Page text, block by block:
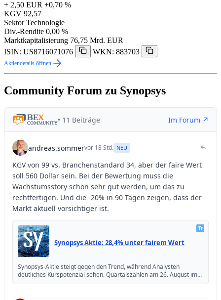
+ 2,50 EUR +0,70 %
KGV 92,57
Sektor Technologie
Div.-Rendite 0,00 %
Marktkapitalisierung 76,75 Mrd. EUR
ISIN: US8716071076
WKN: 883703
Aktiendetails öffnen
Community Forum zu Synopsys